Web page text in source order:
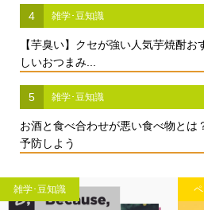
4 雑学･豆知識
【芋臭い】クセが強い人気芋焼酎
しいおつまみ...
5 雑学･豆知識
お酒と食べ合わせが悪い食べ物とは
予防しよう
雑学･豆知識